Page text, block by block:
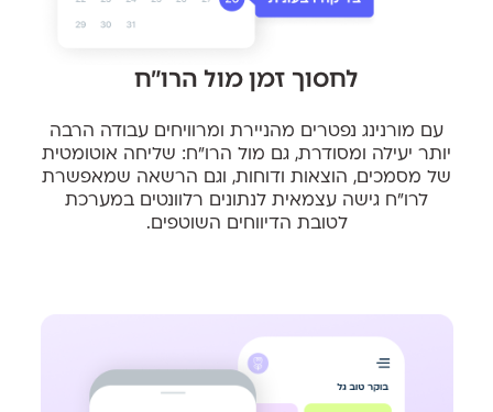
לחסוך זמן מול הרו״ח
עם מורנינג נפטרים מהניירת ומרוויחים עבודה הרבה
יותר יעילה ומסודרת, גם מול הרו״ח: שליחה אוטומטית
של מסמכים, הוצאות ודוחות, וגם הרשאה שמאפשרת
לרו״ח גישה עצמאית לנתונים רלוונטים במערכת
לטובת הדיווחים השוטפים.